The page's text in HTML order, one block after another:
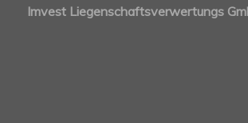
Imvest Liegenschaftsverwertungs